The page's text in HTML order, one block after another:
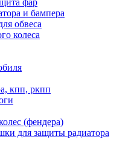
фар
и бампера
обвеса
колеса
кпп, ркпп
(фендера)
для защиты радиатора